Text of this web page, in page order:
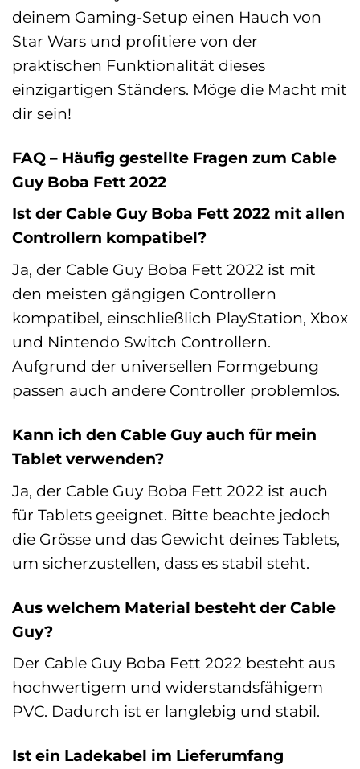
deinem Gaming-Setup einen Hauch von
Star Wars und profitiere von der
praktischen Funktionalität dieses
einzigartigen Ständers. Möge die Macht mit
dir sein!
FAQ – Häufig gestellte Fragen zum Cable
Guy Boba Fett 2022
Ist der Cable Guy Boba Fett 2022 mit allen
Controllern kompatibel?
Ja, der Cable Guy Boba Fett 2022 ist mit
den meisten gängigen Controllern
kompatibel, einschließlich PlayStation, Xbox
und Nintendo Switch Controllern.
Aufgrund der universellen Formgebung
passen auch andere Controller problemlos.
Kann ich den Cable Guy auch für mein
Tablet verwenden?
Ja, der Cable Guy Boba Fett 2022 ist auch
für Tablets geeignet. Bitte beachte jedoch
die Grösse und das Gewicht deines Tablets,
um sicherzustellen, dass es stabil steht.
Aus welchem Material besteht der Cable
Guy?
Der Cable Guy Boba Fett 2022 besteht aus
hochwertigem und widerstandsfähigem
PVC. Dadurch ist er langlebig und stabil.
Ist ein Ladekabel im Lieferumfang